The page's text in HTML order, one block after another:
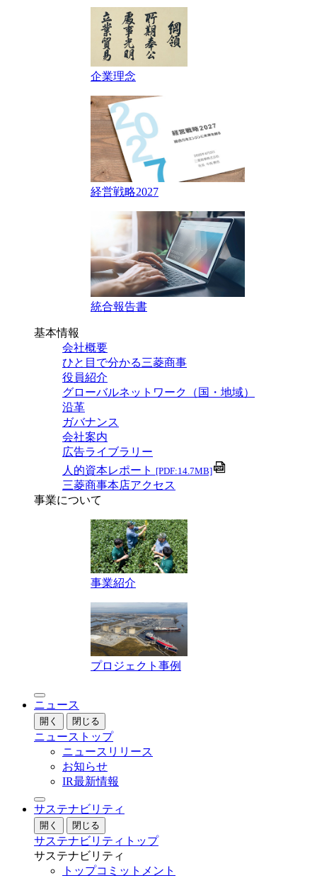
企業理念
経営戦略2027
統合報告書
基本情報
会社概要
ひと目で分かる三菱商事
役員紹介
グローバルネットワーク（国・地域）
沿革
ガバナンス
会社案内
広告ライブラリー
人的資本レポート [PDF:14.7MB]
三菱商事本店アクセス
事業について
事業紹介
プロジェクト事例
ニュース
開く 閉じる
ニューストップ
ニュースリリース
お知らせ
IR最新情報
サステナビリティ
開く 閉じる
サステナビリティトップ
サステナビリティ
トップコミットメント